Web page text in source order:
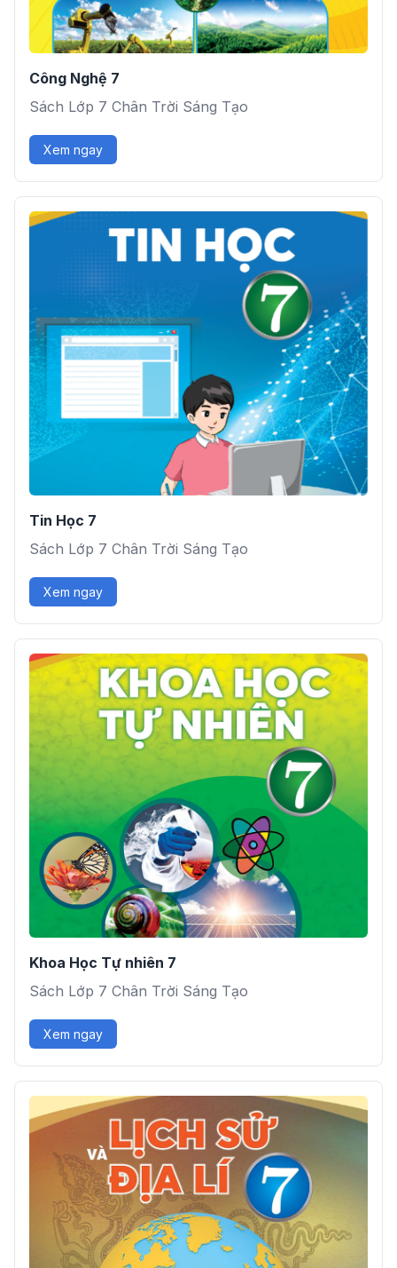
Công Nghệ 7
Sách Lớp 7 Chân Trời Sáng Tạo
Xem ngay
Tin Học 7
Sách Lớp 7 Chân Trời Sáng Tạo
Xem ngay
Khoa Học Tự nhiên 7
Sách Lớp 7 Chân Trời Sáng Tạo
Xem ngay